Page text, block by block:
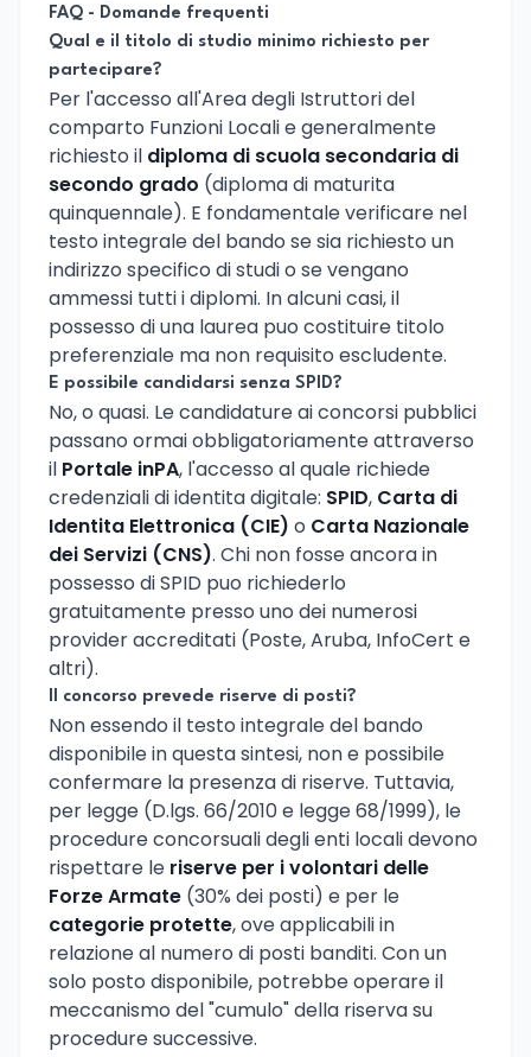
FAQ - Domande frequenti
Qual e il titolo di studio minimo richiesto per
partecipare?
Per l'accesso all'Area degli Istruttori del
comparto Funzioni Locali e generalmente
richiesto il diploma di scuola secondaria di
secondo grado (diploma di maturita
quinquennale). E fondamentale verificare nel
testo integrale del bando se sia richiesto un
indirizzo specifico di studi o se vengano
ammessi tutti i diplomi. In alcuni casi, il
possesso di una laurea puo costituire titolo
preferenziale ma non requisito escludente.
E possibile candidarsi senza SPID?
No, o quasi. Le candidature ai concorsi pubblici
passano ormai obbligatoriamente attraverso
il Portale inPA, l'accesso al quale richiede
credenziali di identita digitale: SPID, Carta di
Identita Elettronica (CIE) o Carta Nazionale
dei Servizi (CNS). Chi non fosse ancora in
possesso di SPID puo richiederlo
gratuitamente presso uno dei numerosi
provider accreditati (Poste, Aruba, InfoCert e
altri).
Il concorso prevede riserve di posti?
Non essendo il testo integrale del bando
disponibile in questa sintesi, non e possibile
confermare la presenza di riserve. Tuttavia,
per legge (D.lgs. 66/2010 e legge 68/1999), le
procedure concorsuali degli enti locali devono
rispettare le riserve per i volontari delle
Forze Armate (30% dei posti) e per le
categorie protette, ove applicabili in
relazione al numero di posti banditi. Con un
solo posto disponibile, potrebbe operare il
meccanismo del "cumulo" della riserva su
procedure successive.